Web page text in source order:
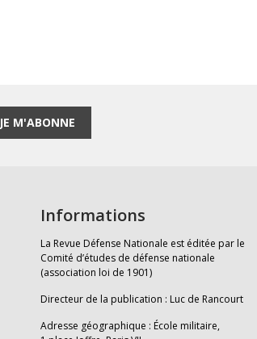
JE M'ABONNE
Informations
La Revue Défense Nationale est éditée par le
Comité d’études de défense nationale
(association loi de 1901)
Directeur de la publication : Luc de Rancourt
Adresse géographique : École militaire,